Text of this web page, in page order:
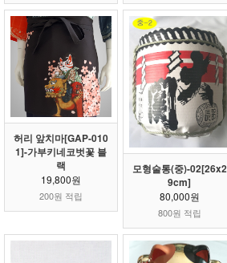
허리 앞치마[GAP-010
1]-가부키네코벗꽃 블
랙
19,800원
200원 적립
모형술통(중)-02[26x2
9cm]
80,000원
800원 적립